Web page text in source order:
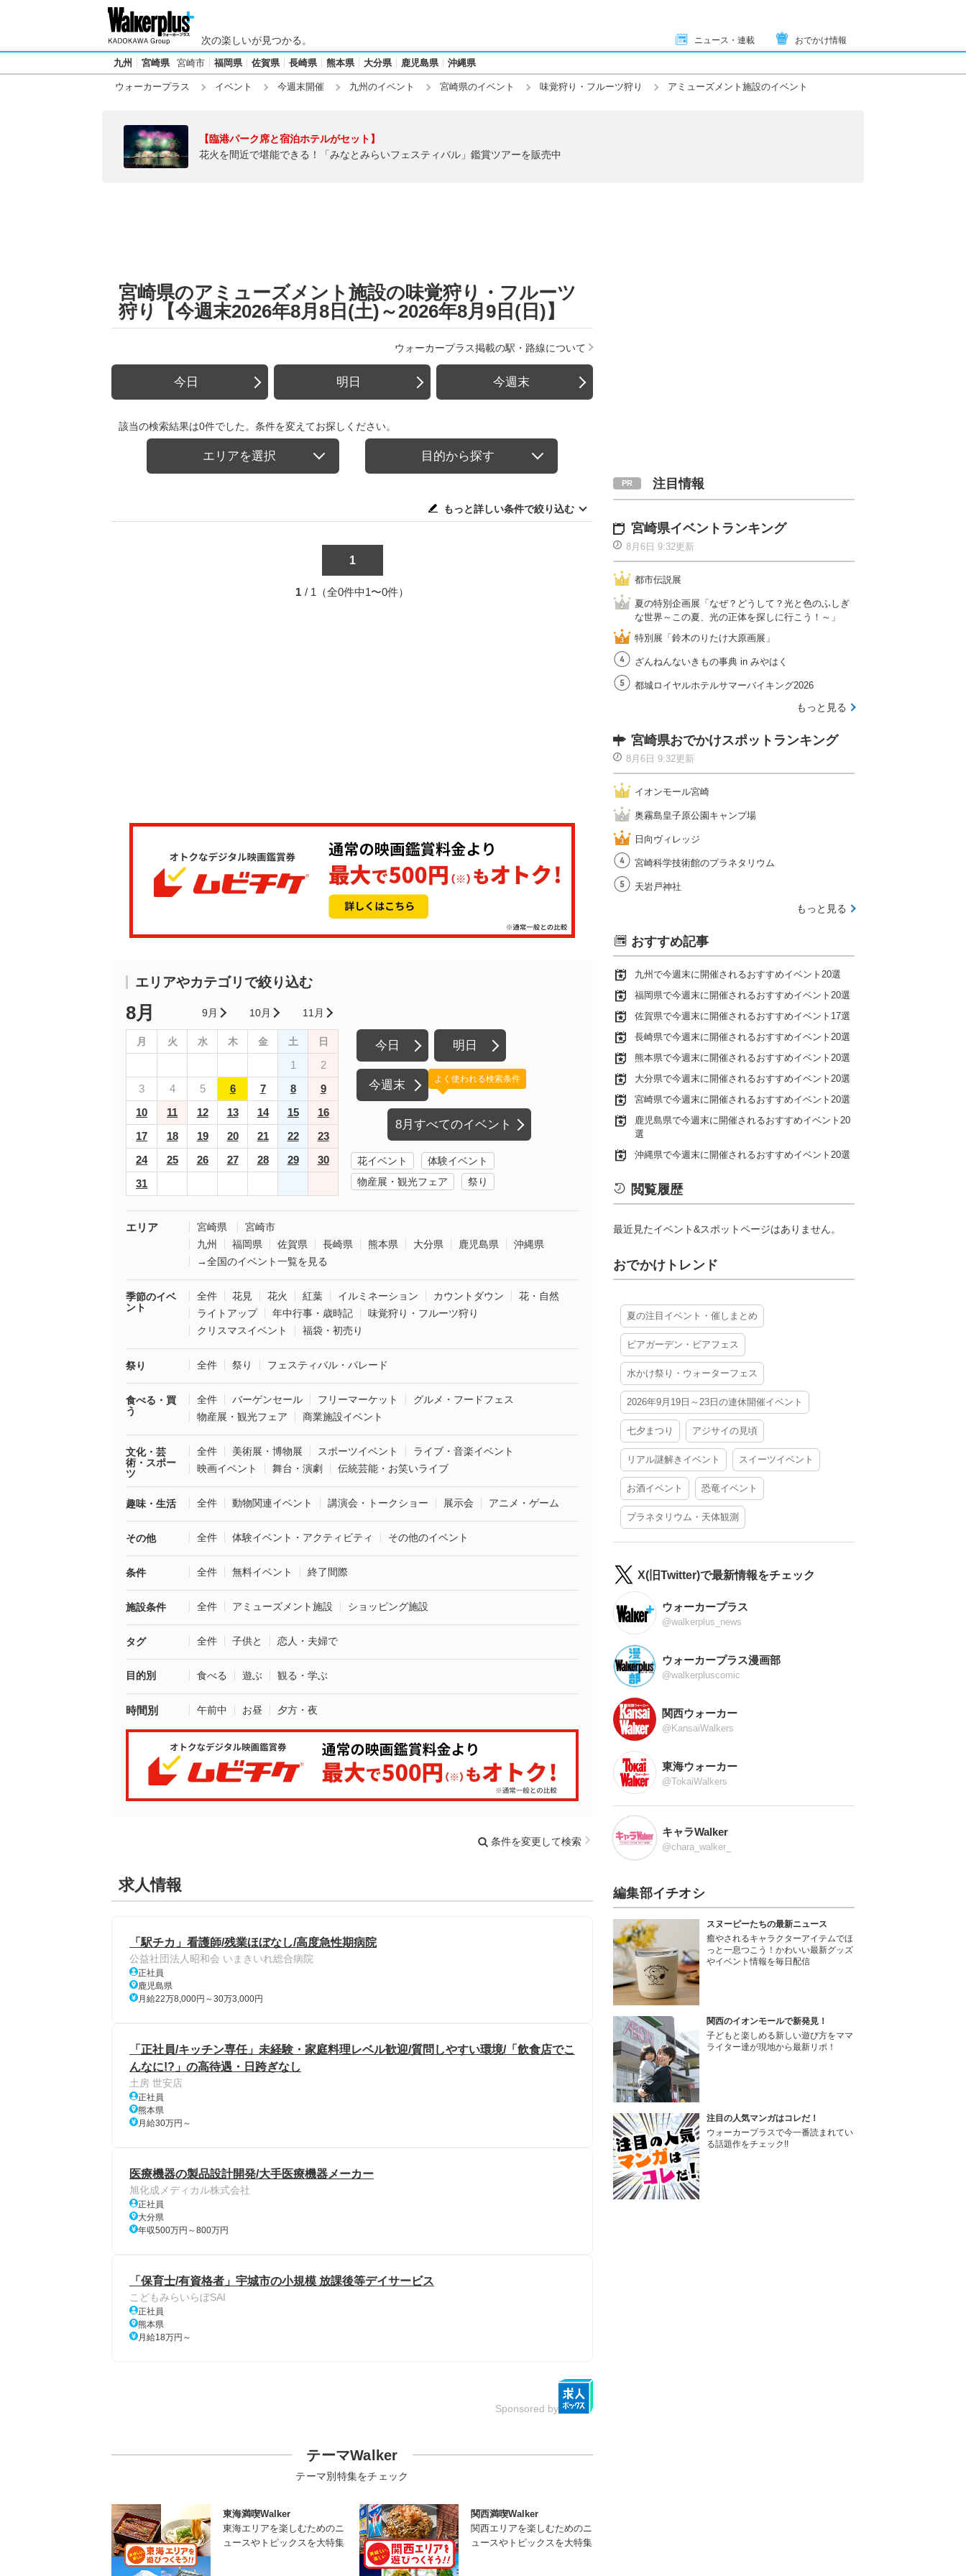
次の楽しいが見つかる。 ニュース・連載 おでかけ情報
九州 宮崎県 宮崎市 福岡県 佐賀県 長崎県 熊本県 大分県 鹿児島県 沖縄県
ウォーカープラス イベント 今週末開催 九州のイベント 宮崎県のイベント 味覚狩り・フルーツ狩り アミューズメント施設のイベント
【臨港パーク席と宿泊ホテルがセット】
花火を間近で堪能できる！「みなとみらいフェスティバル」鑑賞ツアーを販売中
宮崎県のアミューズメント施設の味覚狩り・フルーツ
狩り【今週末2026年8月8日(土)～2026年8月9日(日)】
ウォーカープラス掲載の駅・路線について
今日 明日 今週末
該当の検索結果は0件でした。条件を変えてお探しください。
エリアを選択 目的から探す
もっと詳しい条件で絞り込む
1
1 / 1（全0件中1〜0件）
エリアやカテゴリで絞り込む
8月 9月 10月 11月
月 火 水 木 金 土 日
1
2
3
4 5 6 7 8
9
10
11 12 13 14 15
16
17
18 19 20 21 22
23
24
25 26 27 28 29
30
31
今日 明日
今週末
8月すべてのイベント
よく使われる検索条件
花イベント
体験イベント
物産展・観光フェア
祭り
エリア 宮崎県
宮崎市
九州
福岡県 佐賀県 長崎県 熊本県 大分県 鹿児島県
沖縄県
→全国のイベント一覧を見る
季節のイベ
ント
全件 花見 花火 紅葉 イルミネーション カウントダウン
花・自然
ライトアップ
年中行事・歳時記
味覚狩り・フルーツ狩り
クリスマスイベント
福袋・初売り
祭り 全件 祭り フェスティバル・パレード
食べる・買
う
全件 バーゲンセール フリーマーケット
グルメ・フードフェス
物産展・観光フェア
商業施設イベント
文化・芸
術・スポー
ツ
全件 美術展・博物展 スポーツイベント
ライブ・音楽イベント
映画イベント
舞台・演劇 伝統芸能・お笑いライブ
趣味・生活 全件 動物関連イベント 講演会・トークショー 展示会 アニメ・ゲーム
その他 全件 体験イベント・アクティビティ その他のイベント
条件 全件 無料イベント 終了間際
施設条件 全件 アミューズメント施設 ショッピング施設
タグ 全件 子供と 恋人・夫婦で
目的別 食べる 遊ぶ 観る・学ぶ
時間別 午前中 お昼 夕方・夜
条件を変更して検索
求人情報
「駅チカ」看護師/残業ほぼなし/高度急性期病院
公益社団法人昭和会 いまきいれ総合病院
正社員
鹿児島県
月給22万8,000円～30万3,000円
「正社員/キッチン専任」未経験・家庭料理レベル歓迎/質問しやすい環境/「飲食店でこ
んなに!?」の高待遇・日跨ぎなし
土房 世安店
正社員
熊本県
月給30万円～
医療機器の製品設計開発/大手医療機器メーカー
旭化成メディカル株式会社
正社員
大分県
年収500万円～800万円
「保育士/有資格者」宇城市の小規模 放課後等デイサービス
こどもみらいらぼSAI
正社員
熊本県
月給18万円～
Sponsored by
テーマWalker
テーマ別特集をチェック
東海満喫Walker
東海エリアを楽しむためのニ
ュースやトピックスを大特集
関西満喫Walker
関西エリアを楽しむためのニ
ュースやトピックスを大特集
注目情報
宮崎県イベントランキング
8月6日 9:32更新
都市伝説展
夏の特別企画展「なぜ？どうして？光と色のふしぎ
な世界～この夏、光の正体を探しに行こう！～」
特別展「鈴木のりたけ大原画展」
ざんねんないきもの事典 in みやはく
都城ロイヤルホテルサマーバイキング2026
もっと見る
宮崎県おでかけスポットランキング
8月6日 9:32更新
イオンモール宮崎
奥霧島皇子原公園キャンプ場
日向ヴィレッジ
宮崎科学技術館のプラネタリウム
天岩戸神社
もっと見る
おすすめ記事
九州で今週末に開催されるおすすめイベント20選
福岡県で今週末に開催されるおすすめイベント20選
佐賀県で今週末に開催されるおすすめイベント17選
長崎県で今週末に開催されるおすすめイベント20選
熊本県で今週末に開催されるおすすめイベント20選
大分県で今週末に開催されるおすすめイベント20選
宮崎県で今週末に開催されるおすすめイベント20選
鹿児島県で今週末に開催されるおすすめイベント20
選
沖縄県で今週末に開催されるおすすめイベント20選
閲覧履歴
最近見たイベント&スポットページはありません。
おでかけトレンド
夏の注目イベント・催しまとめ
ビアガーデン・ビアフェス
水かけ祭り・ウォーターフェス
2026年9月19日～23日の連休開催イベント
七夕まつり アジサイの見頃
リアル謎解きイベント スイーツイベント
お酒イベント 恐竜イベント
プラネタリウム・天体観測
X(旧Twitter)で最新情報をチェック
ウォーカープラス
@walkerplus_news
ウォーカープラス漫画部
@walkerpluscomic
関西ウォーカー
@KansaiWalkers
東海ウォーカー
@TokaiWalkers
キャラWalker
@chara_walker_
編集部イチオシ
スヌーピーたちの最新ニュース
癒やされるキャラクターアイテムでほ
っと一息つこう！かわいい最新グッズ
やイベント情報を毎日配信
関西のイオンモールで新発見！
子どもと楽しめる新しい遊び方をママ
ライター達が現地から最新リポ！
注目の人気マンガはコレだ！
ウォーカープラスで今一番読まれてい
る話題作をチェック!!